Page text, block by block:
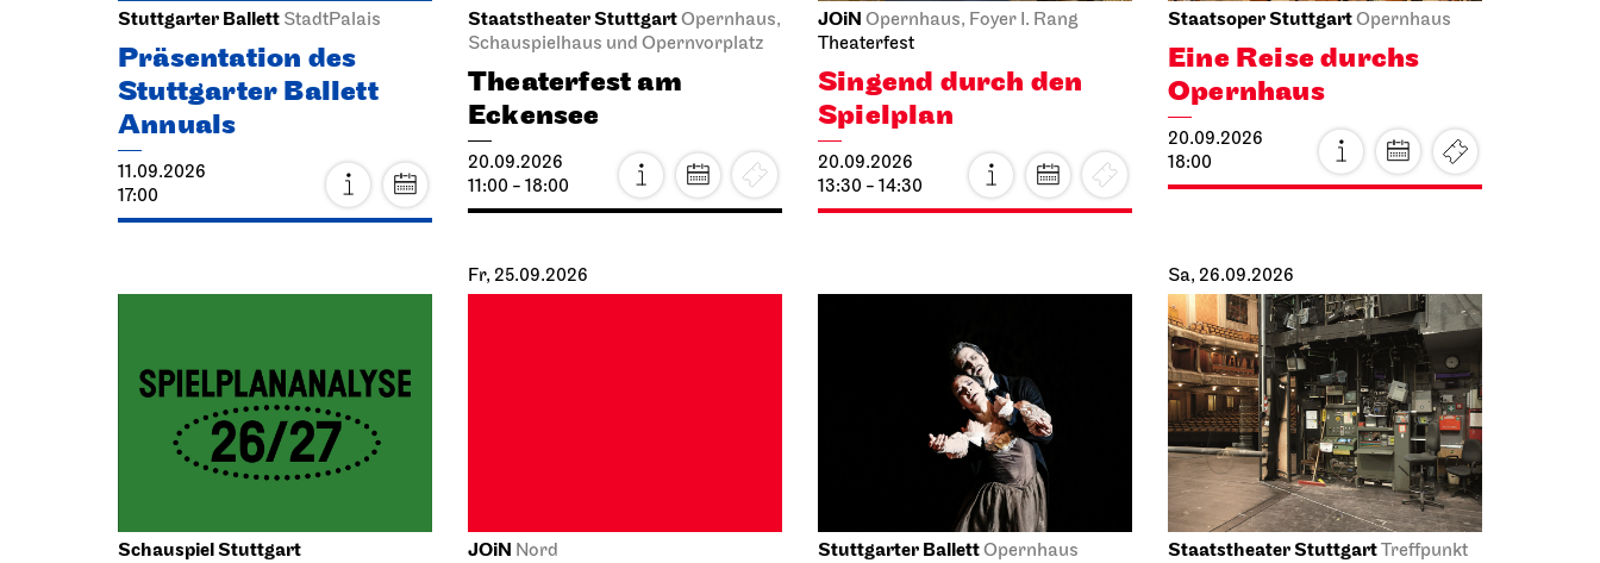
Stuttgarter Ballett StadtPalais
Präsentation des
Stuttgarter Ballett
Annuals
11.09.2026
17:00
Staatstheater StuttgartOpernhaus,
Schauspielhaus und Opernvorplatz
Theaterfest am
Eckensee
20.09.2026
11:00 - 18:00
JOiN Opernhaus, Foyer I. Rang
Theaterfest
Singend durch den
Spielplan
20.09.2026
13:30 - 14:30
Staatsoper StuttgartOpernhaus
Eine Reise durchs
Opernhaus
20.09.2026
18:00
Schauspiel Stuttgart
Fr, 25.09.2026
JOiN Nord Stuttgarter BallettOpernhaus
Sa, 26.09.2026
Staatstheater StuttgartTreffpunkt